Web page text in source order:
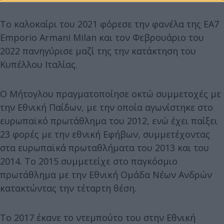
Το καλοκαίρι του 2021 φόρεσε την φανέλα της EA7
Emporio Armani Milan και τον Φεβρουάριο του
2022 πανηγύρισε μαζί της την κατάκτηση του
Κυπέλλου Ιταλίας.
Ο Μήτογλου πραγματοποίησε οκτώ συμμετοχές με
την Εθνική Παίδων, με την οποία αγωνίστηκε στο
ευρωπαϊκό πρωτάθλημα του 2012, ενώ έχει παίξει
23 φορές με την εθνική Εφήβων, συμμετέχοντας
στα ευρωπαϊκά πρωταθλήματα του 2013 και του
2014. Το 2015 συμμετείχε στο παγκόσμιο
πρωτάθλημα με την Εθνική Ομάδα Νέων Ανδρών
κατακτώντας την τέταρτη θέση.
Το 2017 έκανε το ντεμπούτο του στην Εθνική